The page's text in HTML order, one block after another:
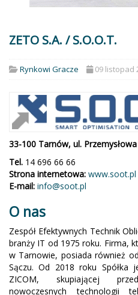
ZETO S.A. / S.O.O.T.
Rynkowi Gracze 09 listopad
33-100 Tarnów, ul.
Tel. 14 696 66 66
Strona internetowa: www.soot.pl
E-mail: info@soot.pl
O nas
Zespół Efektywnych Technik
branży IT od 1975 roku. Firma,
w Tarnowie, posiada również
Sączu. Od 2018 roku Spółka
ZICOM, skupiającej
nowoczesnych technologii